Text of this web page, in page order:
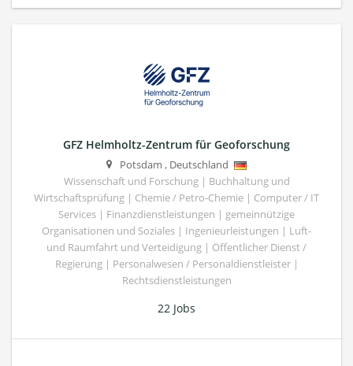
GFZ Helmholtz-Zentrum für Geoforschung
Potsdam , Deutschland
Wissenschaft und Forschung | Buchhaltung und
Wirtschaftsprüfung | Chemie / Petro-Chemie | Computer / IT
Services | Finanzdienstleistungen | gemeinnützige
Organisationen und Soziales | Ingenieurleistungen | Luft-
und Raumfahrt und Verteidigung | Öffentlicher Dienst /
Regierung | Personalwesen / Personaldienstleister |
Rechtsdienstleistungen
22 Jobs